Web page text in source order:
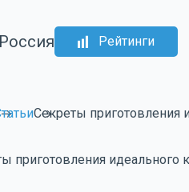
Россия Рейтинги
Секреты приготовления